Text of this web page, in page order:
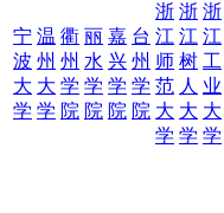
宁
波
大
学
温
州
大
学
衢
州
学
院
丽
水
学
院
嘉
兴
学
院
台
州
学
院
浙
江
师
范
大
学
浙
江
树
人
大
学
浙
江
工
业
大
学